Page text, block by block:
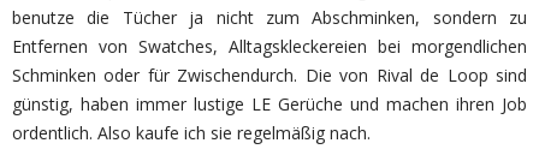
benutze die Tücher ja nicht zum Abschminken, sondern zu
Entfernen von Swatches, Alltagskleckereien bei morgendlichen
Schminken oder für Zwischendurch. Die von Rival de Loop sind
günstig, haben immer lustige LE Gerüche und machen ihren Job
ordentlich. Also kaufe ich sie regelmäßig nach.